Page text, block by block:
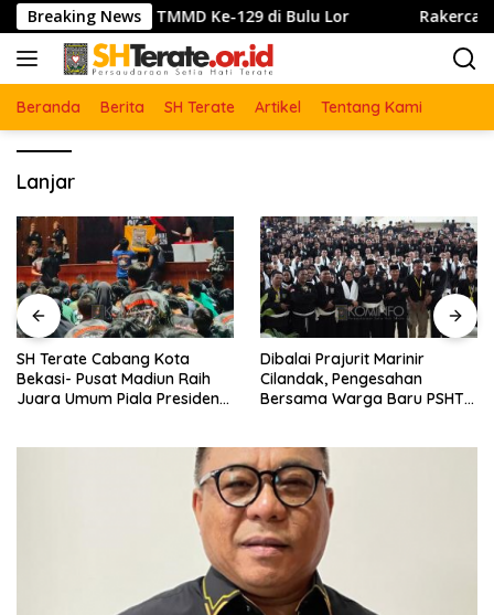
Langsung
ke
konten
Breaking News
Jembatan TMMD Ke-129 di Bulu Lor Rakercab SH
Beranda Berita SH Terate Artikel Tentang Kami
Lanjar
SH Terate Cabang Kota
Bekasi- Pusat Madiun Raih
Juara Umum Piala Presiden
Dibalai Prajurit Marinir
Cilandak, Pengesahan
Bersama Warga Baru PSHT
Berlangsung Khidmat